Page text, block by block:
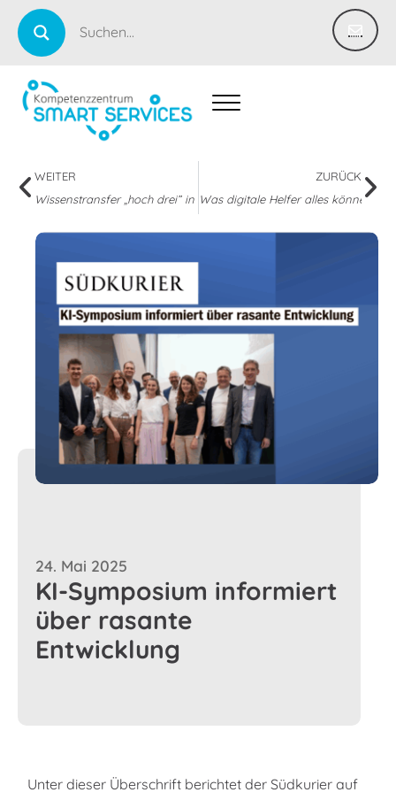
WEITER
Wissenstransfer „hoch drei” in Fellbach
ZURÜCK
Was digitale Helfer alles können
KI-Symposium informiert
über rasante
Entwicklung
24. Mai 2025
Unter dieser Überschrift berichtet der Südkurier auf